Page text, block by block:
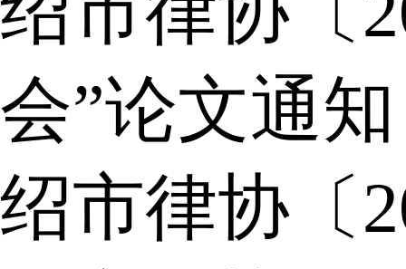
会”论文通知
绍市律协〔